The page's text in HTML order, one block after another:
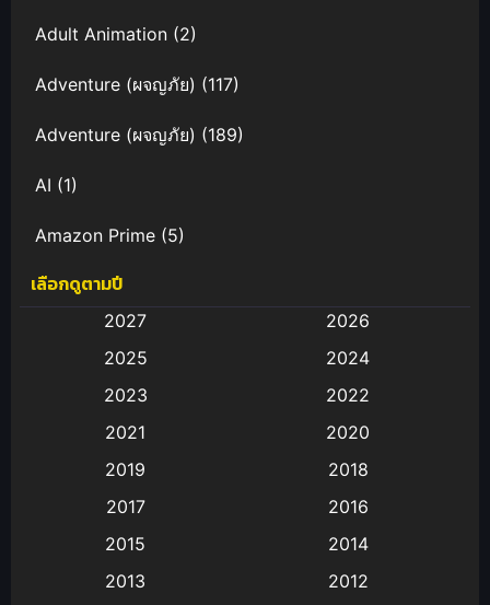
Adult Animation (2)
Adventure (ผจญภัย) (117)
Adventure (ผจญภัย) (189)
AI (1)
Amazon Prime (5)
Anal (ประตูหลัง)
Animation การ์ตูน
Animation อนิเมะ
Animation แอนิเมชัน
(9)
เลือกดูตามปี
2027
2026
2025
2024
2023
2022
2021
2020
2019
2018
2017
2016
2015
2014
2013
2012